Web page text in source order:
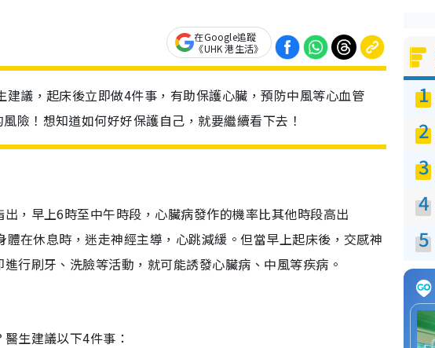
在Google追蹤
《UHK 港生活》
議，起床後立即做4件事，有助保護心臟，預防中風等心血管
險！想知道如何好好保護自己，就要繼續看下去！
，早上6時至中午時段，心臟病發作的機率比其他時段高出
在休息時，迷走神經主導，心跳減緩。但當早上起床後，交感神
行刷牙、洗臉等活動，就可能誘發心臟病、中風等疾病。
生建議以下4件事：
1
2
3
4
5